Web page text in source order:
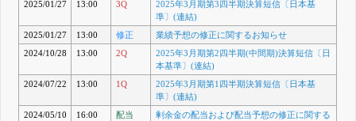
2025/01/27
13:00 3Q
2025年3月期第3四半期決算短信〔日本基
準〕(連結)
2025/01/27
13:00 修正
業績予想の修正に関するお知らせ
2024/10/28
13:00 2Q
2025年3月期第2四半期(中間期)決算短信〔日
本基準〕(連結)
2024/07/22
13:00 1Q
2025年3月期第1四半期決算短信〔日本基
準〕(連結)
2024/05/10
16:00 配当
剰余金の配当および配当予想の修正に関する